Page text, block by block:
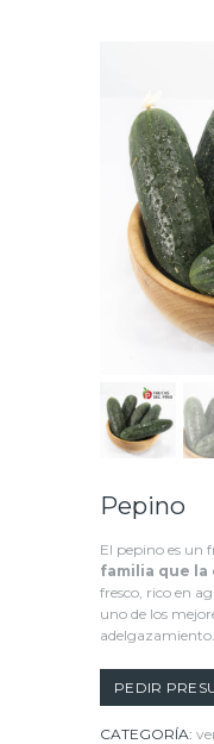
Pepino
El pepino es un
familia que la
fresco, rico en
uno de los
adelgazamiento.
PEDIR
CATEGORÍA: